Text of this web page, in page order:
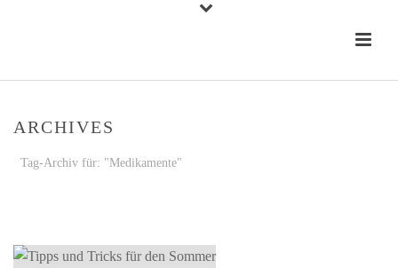
ARCHIVES
Tag-Archiv für: "Medikamente"